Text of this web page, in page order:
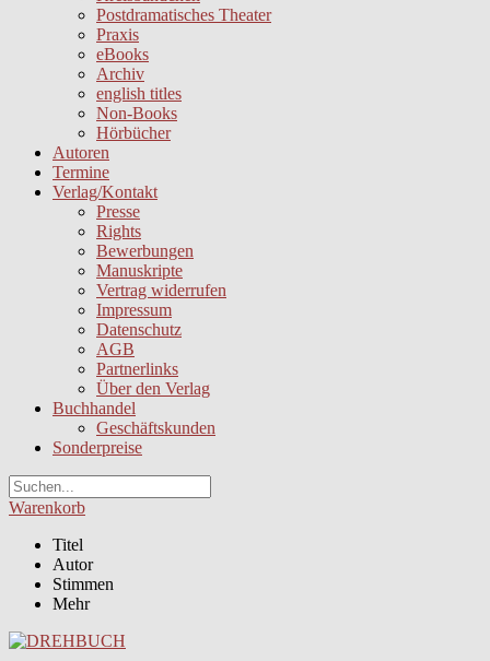
Postdramatisches Theater
Praxis
eBooks
Archiv
english titles
Non-Books
Hörbücher
Autoren
Termine
Verlag/Kontakt
Presse
Rights
Bewerbungen
Manuskripte
Vertrag widerrufen
Impressum
Datenschutz
AGB
Partnerlinks
Über den Verlag
Buchhandel
Geschäftskunden
Sonderpreise
Warenkorb
Titel
Autor
Stimmen
Mehr